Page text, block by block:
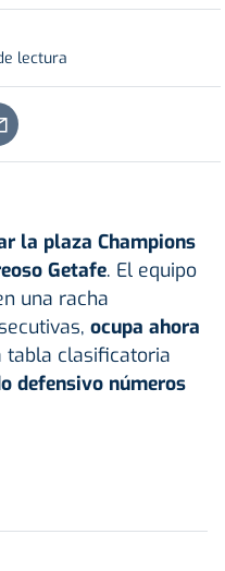
lectura
la plaza Champions
Getafe. El equipo
una racha
ocupa ahora
tabla clasificatoria
defensivo números